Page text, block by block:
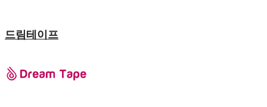
드림테이프